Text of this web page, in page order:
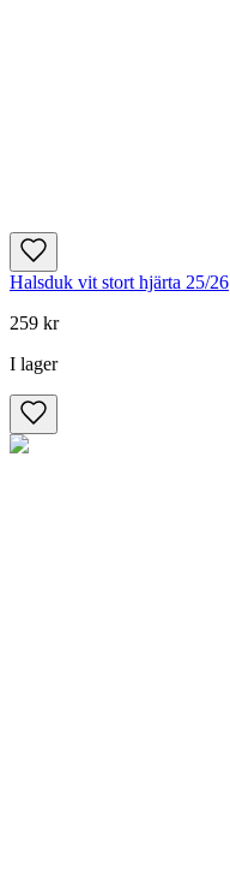
Halsduk vit stort hjärta 25/26
259 kr
I lager